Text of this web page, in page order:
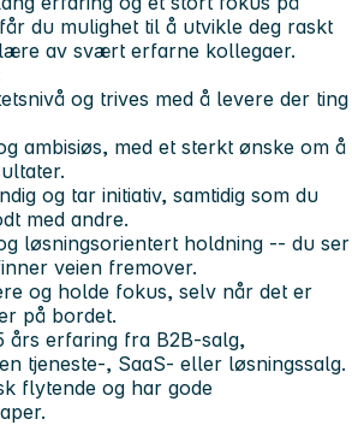
du mulighet til å utvikle deg raskt
av svært erfarne kollegaer.
og trives med å levere der ting
ambisiøs, med et sterkt ønske om å
og tar initiativ, samtidig som du
med andre.
løsningsorientert holdning -- du ser
veien fremover.
og holde fokus, selv når det er
på bordet.
års erfaring fra B2B-salg,
tjeneste-, SaaS- eller løsningssalg.
flytende og har gode